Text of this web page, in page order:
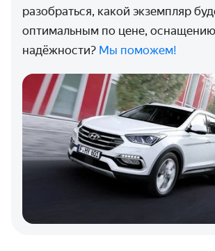
разобраться, какой экземпляр
оптимальным по цене,
надёжности? Мы поможем!